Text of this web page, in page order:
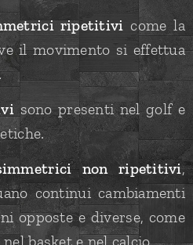
ripetitivi come la
il movimento si effettua
sono presenti nel golf e
non ripetitivi,
continui cambiamenti
opposte e diverse, come
basket e nel calcio.